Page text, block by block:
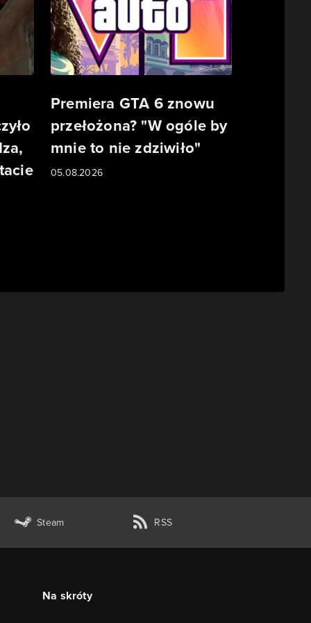
Premiera GTA 6 znowu
przełożona? "W ogóle by
mnie to nie zdziwiło"
05.08.2026
Steam RSS
Na skróty